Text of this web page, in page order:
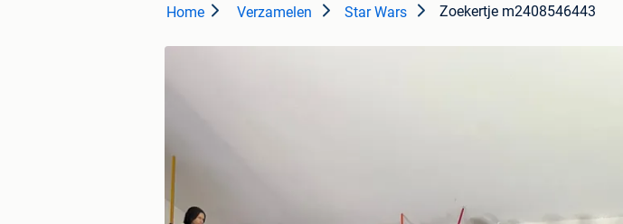
Home Verzamelen Star Wars Zoekertje m2408546443